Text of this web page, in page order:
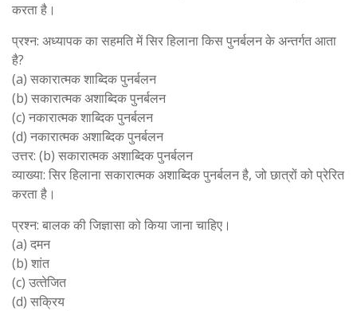
करता है।
प्रश्न: अध्यापक का सहमति में सिर हिलाना किस पुनर्बलन के अन्तर्गत आता
है?
(a) सकारात्मक शाब्दिक पुनर्बलन
(b) सकारात्मक अशाब्दिक पुनर्बलन
(c) नकारात्मक शाब्दिक पुनर्बलन
(d) नकारात्मक अशाब्दिक पुनर्बलन
उत्तर: (b) सकारात्मक अशाब्दिक पुनर्बलन
व्याख्या: सिर हिलाना सकारात्मक अशाब्दिक पुनर्बलन है, जो छात्रों को प्रेरित
करता है।
प्रश्न: बालक की जिज्ञासा को किया जाना चाहिए।
(a) दमन
(b) शांत
(c) उत्‍तेजित
(d) सक्रिय